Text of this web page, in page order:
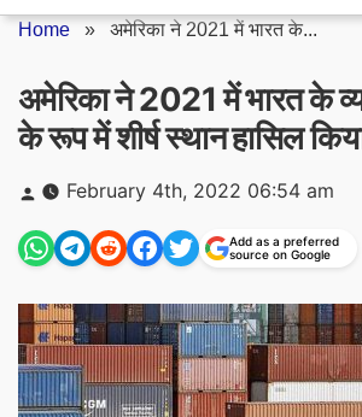
Home » अमेरिका ने 2021 में भारत के...
अमेरिका ने 2021 में भारत के
के रूप में शीर्ष स्थान हासिल
Posted
by
February 4th, 2022 06:54 am
Add as a preferred
source on Google